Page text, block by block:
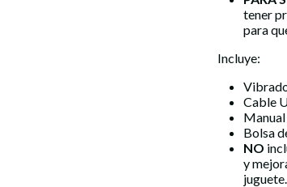
tener
para
Incluye:
Cable
Bolsa
NO
y
juguete.